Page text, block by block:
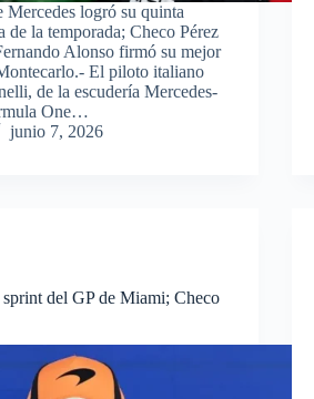
logró su quinta
de la temporada; Checo Pérez
Alonso firmó su mejor
El piloto italiano
de la escudería Mercedes-
One…
junio 7, 2026
del GP de Miami; Checo